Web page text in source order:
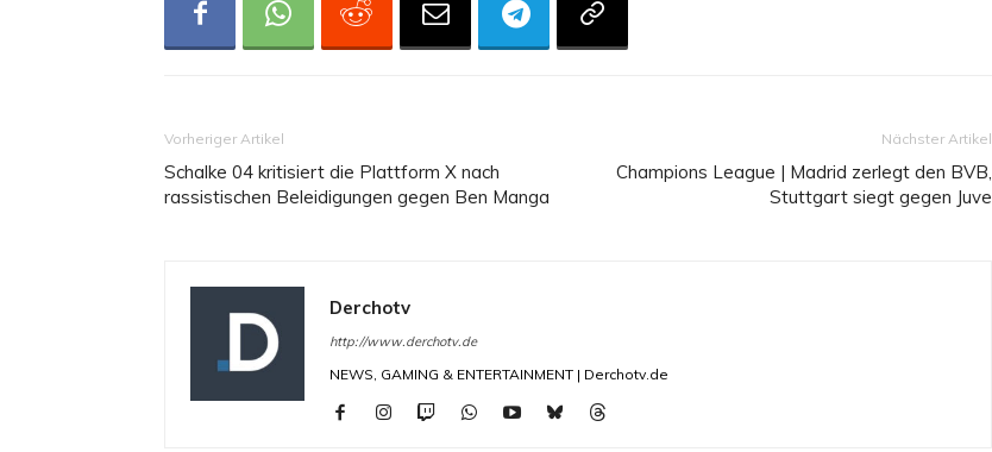
Vorheriger Artikel
Schalke 04 kritisiert die Plattform X nach
rassistischen Beleidigungen gegen Ben Manga
Nächster Artikel
Champions League | Madrid zerlegt den BVB,
Stuttgart siegt gegen Juve
Derchotv
http://www.derchotv.de
NEWS, GAMING & ENTERTAINMENT | Derchotv.de